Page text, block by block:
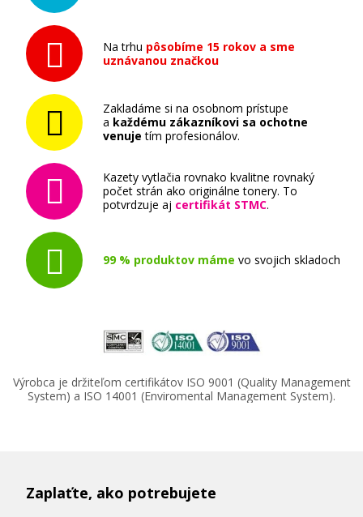
Na trhu pôsobíme 15 rokov a sme
uznávanou značkou
Zakladáme si na osobnom prístupe
a každému zákazníkovi sa ochotne
venuje tím profesionálov.
Kazety vytlačia rovnako kvalitne rovnaký
počet strán ako originálne tonery. To
potvrdzuje aj certifikát STMC.
99 % produktov máme vo svojich skladoch
Výrobca je držiteľom certifikátov ISO 9001 (Quality Management
System) a ISO 14001 (Enviromental Management System).
Zaplaťte, ako potrebujete